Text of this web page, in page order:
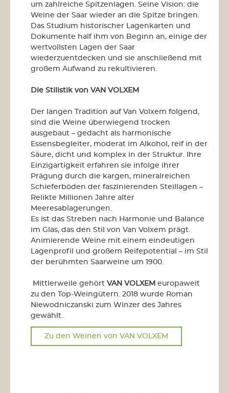
um zahlreiche Spitzenlagen. Seine Vision: die
Weine der Saar wieder an die Spitze bringen.
Das Studium historischer Lagenkarten und
Dokumente half ihm von Beginn an, einige der
wertvollsten Lagen der Saar
wiederzuentdecken und sie anschließend mit
großem Aufwand zu rekultivieren.
Die Stilistik von VAN VOLXEM
Der langen Tradition auf Van Volxem folgend,
sind die Weine überwiegend trocken
ausgebaut – gedacht als harmonische
Essensbegleiter, moderat im Alkohol, reif in der
Säure, dicht und komplex in der Struktur. Ihre
Einzigartigkeit erfahren sie infolge ihrer
Prägung durch die kargen, mineralreichen
Schieferböden der faszinierenden Steillagen –
Relikte Millionen Jahre alter
Meeresablagerungen.
Es ist das Streben nach Harmonie und Balance
im Glas, das den Stil von Van Volxem prägt.
Animierende Weine mit einem eindeutigen
Lagenprofil und großem Reifepotential – im Stil
der berühmten Saarweine um 1900.
Mittlerweile gehört VAN VOLXEM europaweit
zu den Top-Weingütern. 2018 wurde Roman
Niewodniczanski zum Winzer des Jahres
gewählt.
Zu den Weinen von VAN VOLXEM